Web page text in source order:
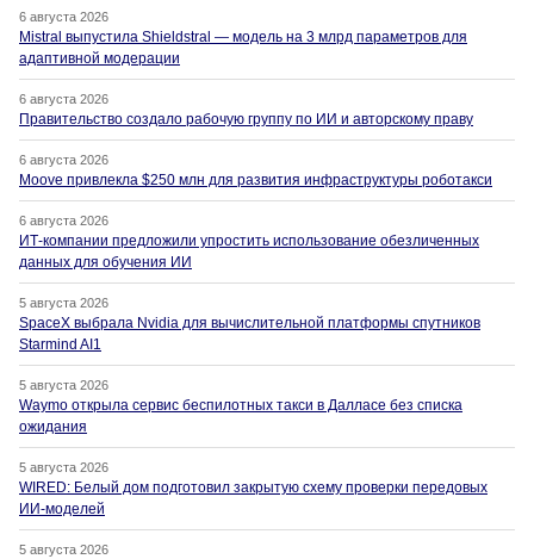
6 августа 2026
Mistral выпустила Shieldstral — модель на 3 млрд параметров для
адаптивной модерации
6 августа 2026
Правительство создало рабочую группу по ИИ и авторскому праву
6 августа 2026
Moove привлекла $250 млн для развития инфраструктуры роботакси
6 августа 2026
ИТ-компании предложили упростить использование обезличенных
данных для обучения ИИ
5 августа 2026
SpaceX выбрала Nvidia для вычислительной платформы спутников
Starmind AI1
5 августа 2026
Waymo открыла сервис беспилотных такси в Далласе без списка
ожидания
5 августа 2026
WIRED: Белый дом подготовил закрытую схему проверки передовых
ИИ-моделей
5 августа 2026